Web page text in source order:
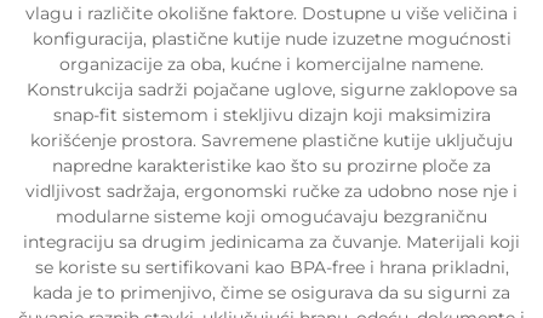
vlagu i različite okolišne faktore. Dostupne u više veličina i
konfiguracija, plastične kutije nude izuzetne mogućnosti
organizacije za oba, kućne i komercijalne namene.
Konstrukcija sadrži pojačane uglove, sigurne zaklopove sa
snap-fit sistemom i stekljivu dizajn koji maksimizira
korišćenje prostora. Savremene plastične kutije uključuju
napredne karakteristike kao što su prozirne ploče za
vidljivost sadržaja, ergonomski ručke za udobno nose nje i
modularne sisteme koji omogućavaju bezgraničnu
integraciju sa drugim jedinicama za čuvanje. Materijali koji
se koriste su sertifikovani kao BPA-free i hrana prikladni,
kada je to primenjivo, čime se osigurava da su sigurni za